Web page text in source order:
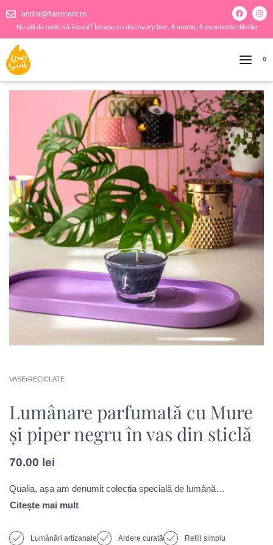
andra@flairscent.ro
Nu știi de unde să începi? Începe cu discovery box, 6 arome, 6 experiențe diferite
0
VASE›RECICLATE
Lumânare parfumată cu Mure
și piper negru în vas din sticlă
70.00 lei
Qualia, așa am denumit colecția specială de lumânări negre din ceară de soia, inspirată de pisica mea cu același nume. Le-am parfumat pe toate cu aroma cea mai reprezentativă pentru ea: Mure și piper negru. Iar descrierea aromei sună așa: Descătușează natura din tine cu această aromă îndrăzneață care va da energie focului interior. Lasă întrebările deoparte. Oferă încredere ingredientelor pe care le ai la îndemână pentru a te așeza într-o stare nouă, aducătoare de bine.
Lumânări artizanale Ardere curată Refill simplu